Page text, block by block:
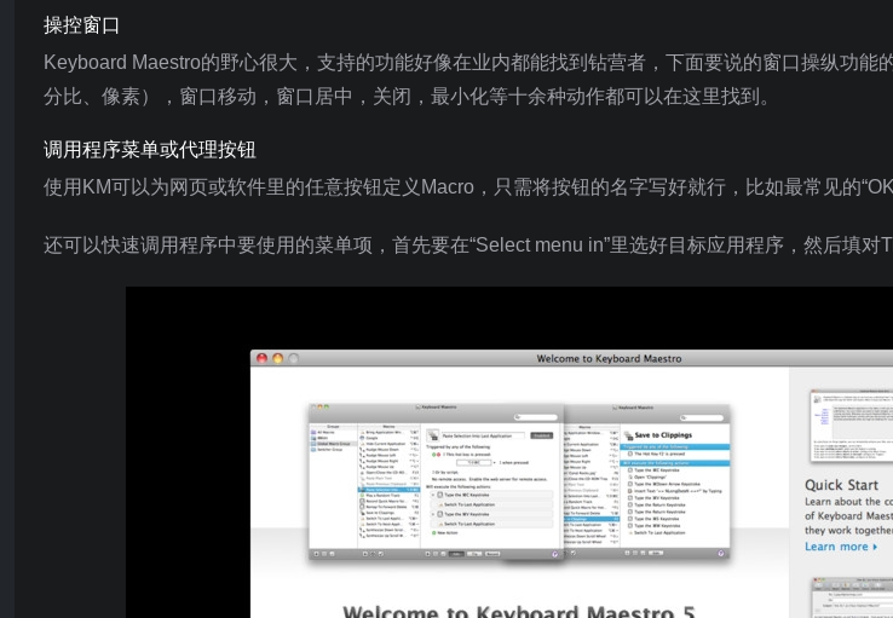
操控窗口
Keyboard Maestro的野心很大，支持的功能好像在业内都能找到钻营者，下面要说的窗口操纵功能
分比、像素），窗口移动，窗口居中，关闭，最小化等十余种动作都可以在这里找到。
调用程序菜单或代理按钮
使用KM可以为网页或软件里的任意按钮定义Macro，只需将按钮的名字写好就行，比如最常见的
还可以快速调用程序中要使用的菜单项，首先要在“Select menu in”里选好目标应用程序，然后填对